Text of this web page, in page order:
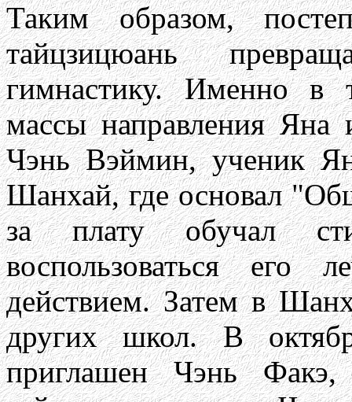
Таким образом,
тайцзицюань
гимнастику. Именно в
массы направления
Чэнь Вэймин, ученик
Шанхай, где основал
за плату обучал
воспользоваться его
действием. Затем в
других школ. В
приглашен Чэнь